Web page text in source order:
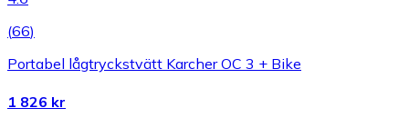
(66)
Portabel lågtryckstvätt Karcher OC 3 + Bike
1 826 kr